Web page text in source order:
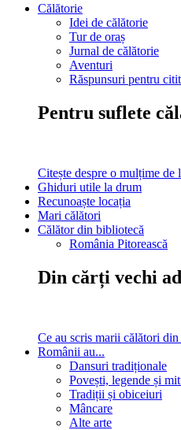
Călătorie
Idei de călătorie
Tur de oraș
Jurnal de călătorie
Aventuri
Răspunsuri pentru
Pentru suflete
Citește despre o mulțime de
Ghiduri utile la drum
Recunoaște locația
Mari călători
Călător din bibliotecă
România Pitorească
Din cărți vechi
Ce au scris marii călători
Românii au...
Dansuri tradiționale
Povești, legende și
Tradiții și obiceiuri
Mâncare
Alte arte